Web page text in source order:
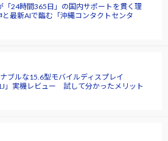
「24時間365日」の国内サポートを貫く理
最新AIで臨む「沖縄コンタクトセンタ
ブルな15.6型モバイルディスプレイ
」実機レビュー 試して分かったメリット